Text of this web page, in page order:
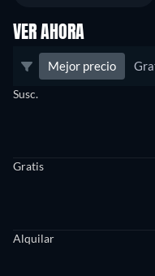
VER AHORA
Mejor precio
Susc.
Gratis
Alquilar